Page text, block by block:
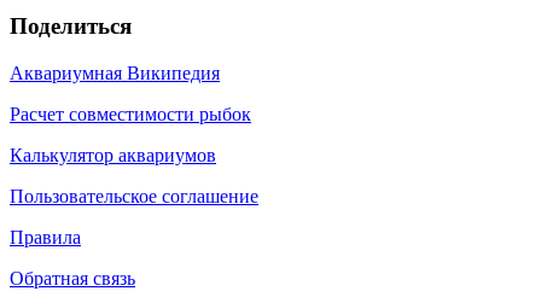
Поделиться
Аквариумная Википедия
Расчет совместимости рыбок
Калькулятор аквариумов
Пользовательское соглашение
Правила
Обратная связь